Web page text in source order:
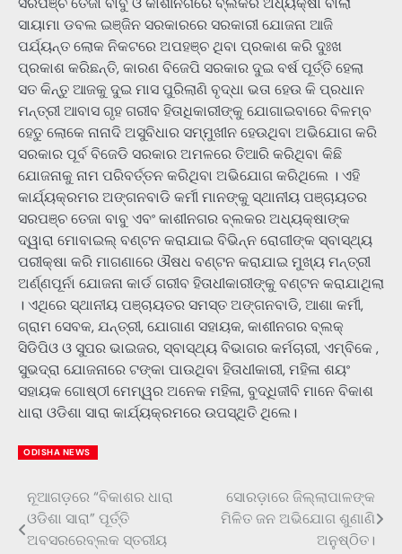
ସାୟାମା ଡବଲ ଇଞ୍ଜିନ ସରକାରରେ ସରକାରୀ ଯୋଜନା ଆଜି
ପର୍ଯ୍ୟନ୍ତ ଲୋକ ନିକଟରେ ଅପହଞ୍ଚ ଥିବା ପ୍ରକାଶ କରି ଦୁଃଖ
ପ୍ରକାଶ କରିଛନ୍ତି, କାରଣ ବିଜେପି ସରକାର ଦୁଇ ବର୍ଷ ପୂର୍ତ୍ତି ହେଲା
ସତ କିନ୍ତୁ ଆଜକୁ ଦୁଇ ମାସ ପୁରିଲାଣି ବୃଦ୍ଧା ଭତା ହେଉ କି ପ୍ରଧାନ
ମନ୍ତ୍ରୀ ଆବାସ ଗୃହ ଗରୀବ ହିତାଧିକାରୀଙ୍କୁ ଯୋଗାଇବାରେ ବିଳମ୍ବ
ହେତୁ ଲୋକେ ନାନାଦି ଅସୁବିଧାର ସମ୍ମୁଖୀନ ହେଉଥିବା ଅଭିଯୋଗ କରି
ସରକାର ପୂର୍ବ ବିଜେଡି ସରକାର ଅମଳରେ ତିଆରି କରିଥିବା କିଛି
ଯୋଜନାକୁ ନାମ ପରିବର୍ତ୍ତନ କରିଥିବା ଅଭିଯୋଗ କରିଥିଲେ । ଏହି
କାର୍ଯ୍ୟକ୍ରମର ଅଙ୍ଗନବାଡି କର୍ମୀ ମାନଙ୍କୁ ସ୍ଥାନୀୟ ପଞ୍ଚାୟତର
ସରପଞ୍ଚ ତେଜା ବାବୁ ଏବଂ କାଶୀନଗର ବ୍ଲକର ଅଧ୍ୟକ୍ଷାଙ୍କ
ଦ୍ୱାରା ମୋବାଇଲ୍ ବଣ୍ଟନ କରାଯାଇ ବିଭିନ୍ନ ରୋଗୀଙ୍କ ସ୍ବାସ୍ଥ୍ୟ
ପରୀକ୍ଷା କରି ମାଗଣାରେ ଔଷଧ ବଣ୍ଟନ କରାଯାଇ ମୁଖ୍ୟ ମନ୍ତ୍ରୀ
ଅର୍ଣ୍ଣପୂର୍ନା ଯୋଜନା କାର୍ଡ ଗରୀବ ହିତାଧୀକାରୀଙ୍କୁ ବଣ୍ଟନ କରାଯାଥିଲା
। ଏଥିରେ ସ୍ଥାନୀୟ ପଞ୍ଚାୟତର ସମସ୍ତ ଅଙ୍ଗନବାଡି, ଆଶା କର୍ମୀ,
ଗ୍ରାମ ସେବକ, ଯନ୍ତ୍ରୀ, ଯୋଗାଣ ସହାୟକ, କାଶୀନଗର ବ୍ଲକ୍
ସିଡିପିଓ ଓ ସୁପର ଭାଇଜର, ସ୍ବାସ୍ଥ୍ୟ ବିଭାଗର କର୍ମଚାରୀ, ଏମ୍ବିକେ ,
ସୁଭଦ୍ରା ଯୋଜନାରେ ଟଙ୍କା ପାଉଥିବା ହିତାଧୀକାରୀ, ମହିଳା ଶୟଂ
ସହାୟକ ଗୋଷ୍ଠୀ ମେମ୍ୱର ଅନେକ ମହିଳା, ବୁଦ୍ଧିଜୀବି ମାନେ ବିକାଶ
ଧାରା ଓଡିଶା ସାରା କାର୍ଯ୍ୟକ୍ରମରେ ଉପସ୍ଥିତି ଥିଲେ।
ODISHA NEWS
Post
navigation
ନୂଆଗଡ଼ରେ “ବିକାଶର ଧାରା
ଓଡିଶା ସାରା” ପୂର୍ତ୍ତି
ଅବସରରେବ୍ଲକ ସ୍ତରୀୟ
ସୋରଡ଼ାରେ ଜିଲ୍ଲାପାଳଙ୍କ
ମିଳିତ ଜନ ଅଭିଯୋଗ ଶୁଣାଣି
ଅନୁଷ୍ଠିତ।